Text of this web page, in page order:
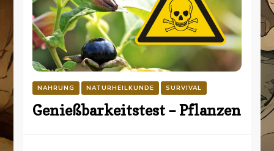
NAHRUNG NATURHEILKUNDE SURVIVAL
Genießbarkeitstest – Pflanzen